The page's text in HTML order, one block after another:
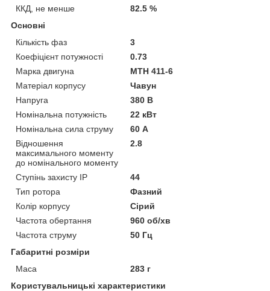
ККД, не менше
82.5 %
Основні
Кількість фаз
3
Коефіцієнт потужності
0.73
Марка двигуна
MTH 411-6
Матеріал корпусу
Чавун
Напруга
380 В
Номінальна потужність
22 кВт
Номінальна сила струму
60 А
Відношення
максимального моменту
до номінального моменту
2.8
Ступінь захисту IP
44
Тип ротора
Фазний
Колір корпусу
Сірий
Частота обертання
960 об/хв
Частота струму
50 Гц
Габаритні розміри
Маса
283 г
Користувальницькі характеристики